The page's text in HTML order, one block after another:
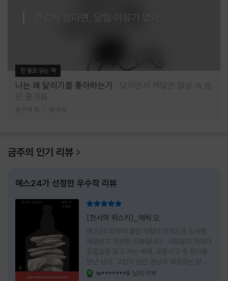
즐겁지 않다면, 달릴 이유가 없다
한 줄로 읽는 책
나는 왜 달리기를 좋아하는가
달리면서 깨달은 일상 속 숨
은 즐거움
방구석 저 방구석
금주의 인기 리뷰
예스24가 선정한 우수작 리뷰
[천사의 위스키]_에릭 오
예스24 리뷰어 클럽 서평단 자격으로 도서를
제공받고 작성한 리뷰입니다 사람들이 저마다
등껍질을 달고 사는 세계, 교통사고 후 천사를
만난 남자, 고인이 남긴 영상이 재생되는 장례
식장에서 똥을 싼 개. 이 책에는 몇 줄만 읽어도
w*******9 님의 리뷰